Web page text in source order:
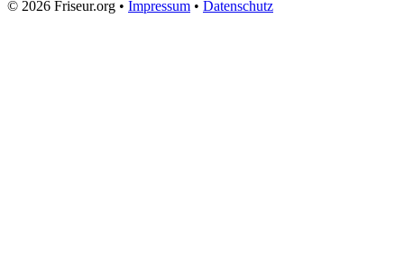
© 2026 Friseur.org • Impressum • Datenschutz